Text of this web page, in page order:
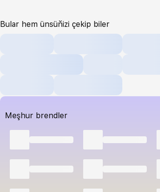
Bular hem ünsüňizi çekip biler
Meşhur brendler